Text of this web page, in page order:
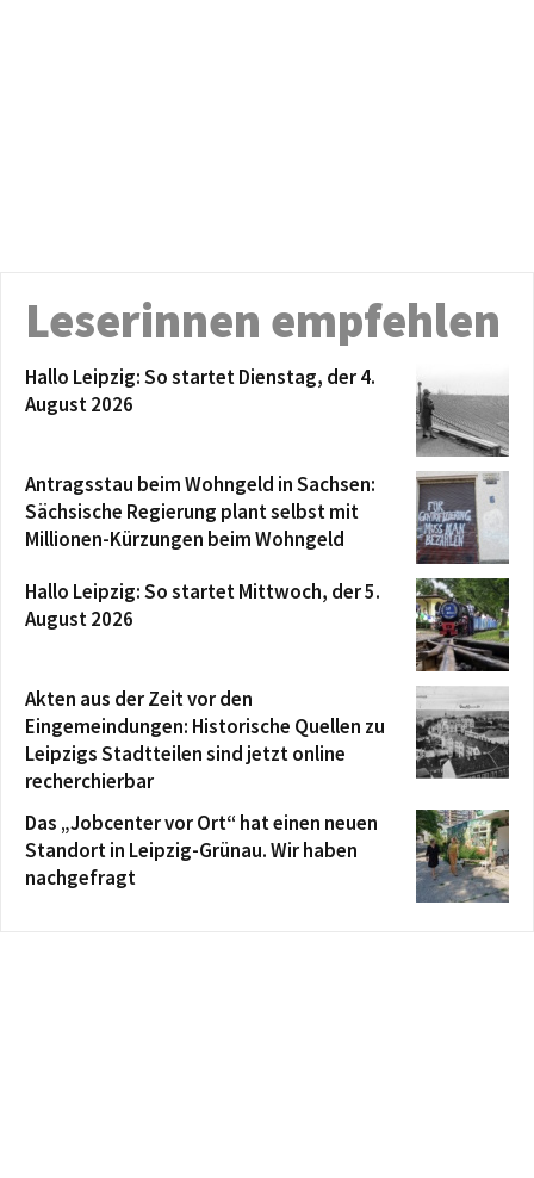
Leserinnen empfehlen
Hallo Leipzig: So startet Dienstag, der 4.
August 2026
Antragsstau beim Wohngeld in Sachsen:
Sächsische Regierung plant selbst mit
Millionen-Kürzungen beim Wohngeld
Hallo Leipzig: So startet Mittwoch, der 5.
August 2026
Akten aus der Zeit vor den
Eingemeindungen: Historische Quellen zu
Leipzigs Stadtteilen sind jetzt online
recherchierbar
Das „Jobcenter vor Ort“ hat einen neuen
Standort in Leipzig-Grünau. Wir haben
nachgefragt